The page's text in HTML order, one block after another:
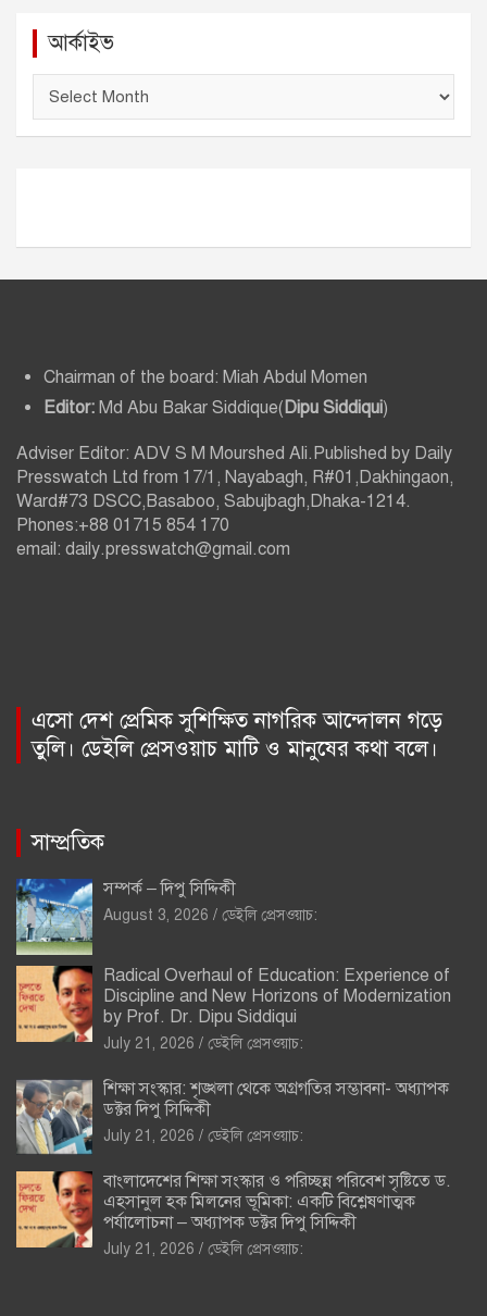
আর্কাইভ
ই
Chairman of the board: Miah Abdul Momen
Editor: Md Abu Bakar Siddique(Dipu Siddiqui)
Adviser Editor: ADV S M Mourshed Ali.Published by Daily
Presswatch Ltd from 17/1, Nayabagh, R#01,Dakhingaon,
Ward#73 DSCC,Basaboo, Sabujbagh,Dhaka-1214.
Phones:+88 01715 854 170
email: daily.presswatch@gmail.com
এসো দেশ প্রেমিক সুশিক্ষিত নাগরিক আন্দোলন গড়ে
তুলি। ডেইলি প্রেসওয়াচ মাটি ও মানুষের কথা বলে।
সাম্প্রতিক
সম্পর্ক – দিপু সিদ্দিকী
August 3, 2026 ডেইলি প্রেসওয়াচ:
Radical Overhaul of Education: Experience of
Discipline and New Horizons of Modernization
by Prof. Dr. Dipu Siddiqui
July 21, 2026 ডেইলি প্রেসওয়াচ:
শিক্ষা সংস্কার: শৃঙ্খলা থেকে অগ্রগতির সম্ভাবনা- অধ্যাপক
ডক্টর দিপু সিদ্দিকী
July 21, 2026 ডেইলি প্রেসওয়াচ:
বাংলাদেশের শিক্ষা সংস্কার ও পরিচ্ছন্ন পরিবেশ সৃষ্টিতে ড.
এহসানুল হক মিলনের ভূমিকা: একটি বিশ্লেষণাত্মক
পর্যালোচনা – অধ্যাপক ডক্টর দিপু সিদ্দিকী
July 21, 2026 ডেইলি প্রেসওয়াচ: